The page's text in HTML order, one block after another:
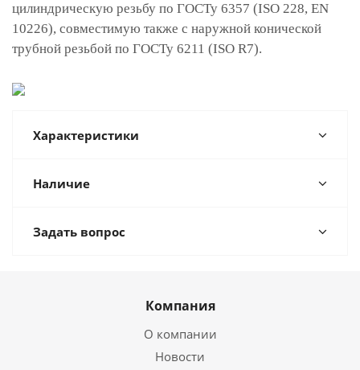
цилиндрическую резьбу по ГОСТу 6357 (ISO 228, EN
10226), совместимую также с наружной конической
трубной резьбой по ГОСТу 6211 (ISO R7).
Характеристики
Наличие
Задать вопрос
Компания
О компании
Новости